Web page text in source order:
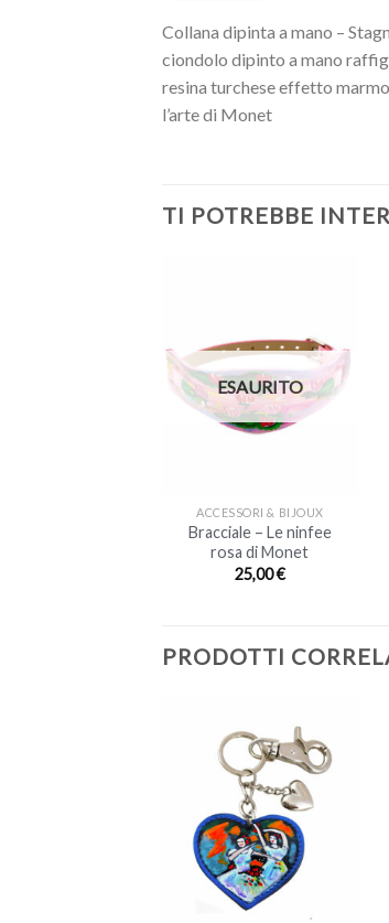
Collana dipinta a mano –
ciondolo dipinto a mano
resina turchese effetto
l’arte di Monet
TI POTREBBE
ESAURITO
ACCESSORI & BIJOUX
Bracciale – Le ninfee
rosa di Monet
25,00€
PRODOTTI